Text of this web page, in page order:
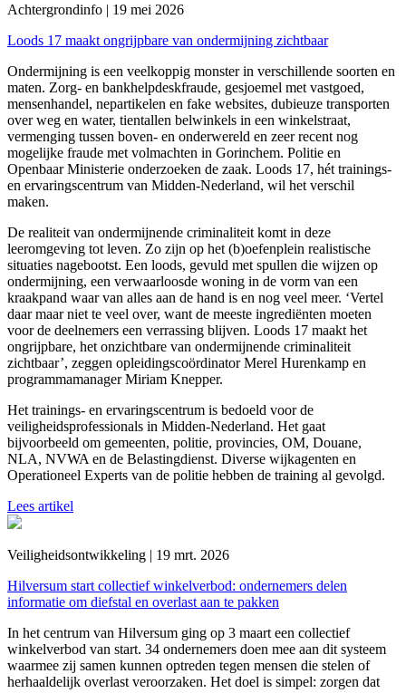
Achtergrondinfo | 19 mei 2026
Loods 17 maakt ongrijpbare van ondermijning zichtbaar
Ondermijning is een veelkoppig monster in verschillende soorten en
maten. Zorg- en bankhelpdeskfraude, gesjoemel met vastgoed,
mensenhandel, nepartikelen en fake websites, dubieuze transporten
over weg en water, tientallen belwinkels in een winkelstraat,
vermenging tussen boven- en onderwereld en zeer recent nog
mogelijke fraude met volmachten in Gorinchem. Politie en
Openbaar Ministerie onderzoeken de zaak. Loods 17, hét trainings-
en ervaringscentrum van Midden-Nederland, wil het verschil
maken.
De realiteit van ondermijnende criminaliteit komt in deze
leeromgeving tot leven. Zo zijn op het (b)oefenplein realistische
situaties nagebootst. Een loods, gevuld met spullen die wijzen op
ondermijning, een verwaarloosde woning in de vorm van een
kraakpand waar van alles aan de hand is en nog veel meer. ‘Vertel
daar maar niet te veel over, want de meeste ingrediënten moeten
voor de deelnemers een verrassing blijven. Loods 17 maakt het
ongrijpbare, het onzichtbare van ondermijnende criminaliteit
zichtbaar’, zeggen opleidingscoördinator Merel Hurenkamp en
programmamanager Miriam Knepper.
Het trainings- en ervaringscentrum is bedoeld voor de
veiligheidsprofessionals in Midden-Nederland. Het gaat
bijvoorbeeld om gemeenten, politie, provincies, OM, Douane,
NLA, NVWA en de Belastingdienst. Diverse wijkagenten en
Operationeel Experts van de politie hebben de training al gevolgd.
Lees artikel
Veiligheidsontwikkeling | 19 mrt. 2026
Hilversum start collectief winkelverbod: ondernemers delen
informatie om diefstal en overlast aan te pakken
In het centrum van Hilversum ging op 3 maart een collectief
winkelverbod van start. 34 ondernemers doen mee aan dit systeem
waarmee zij samen kunnen optreden tegen mensen die stelen of
herhaaldelijk overlast veroorzaken. Het doel is simpel: zorgen dat